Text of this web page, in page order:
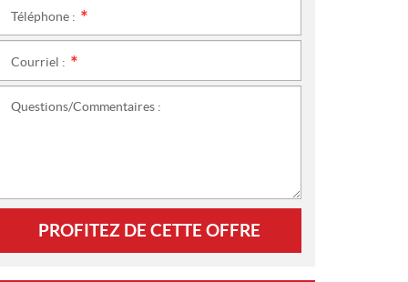
Téléphone :
Courriel :
Questions/Commentaires :
PROFITEZ DE CETTE OFFRE